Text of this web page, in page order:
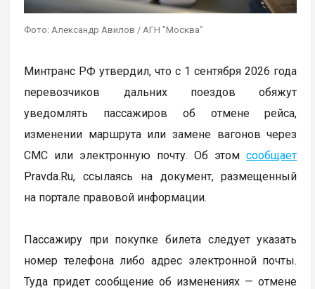
Фото: Александр Авилов / АГН "Москва"
Минтранс РФ утвердил, что с 1 сентября 2026 года
перевозчиков дальних поездов обяжут
уведомлять пассажиров об отмене рейса,
изменении маршрута или замене вагонов через
СМС или электронную почту. Об этомсообщает
Pravda.Ru, ссылаясь на документ, размещенный
на портале правовой информации.
Пассажиру при покупке билета следует указать
номер телефона либо адрес электронной почты.
Туда придет сообщение об изменениях — отмене